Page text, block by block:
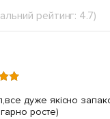
рейтинг: 4.7)
дуже якісно
росте)